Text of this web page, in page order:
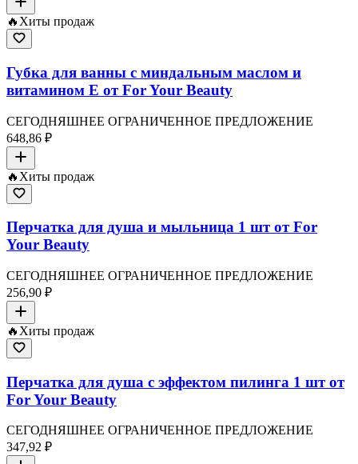
🔥 Хиты продаж
Губка для ванны с миндальным маслом и
витамином E от For Your Beauty
СЕГОДНЯШНЕЕ ОГРАНИЧЕННОЕ ПРЕДЛОЖЕНИЕ
648,86 ₽
🔥 Хиты продаж
Перчатка для душа и мыльница 1 шт от For
Your Beauty
СЕГОДНЯШНЕЕ ОГРАНИЧЕННОЕ ПРЕДЛОЖЕНИЕ
256,90 ₽
🔥 Хиты продаж
Перчатка для душа с эффектом пилинга 1 шт от
For Your Beauty
СЕГОДНЯШНЕЕ ОГРАНИЧЕННОЕ ПРЕДЛОЖЕНИЕ
347,92 ₽